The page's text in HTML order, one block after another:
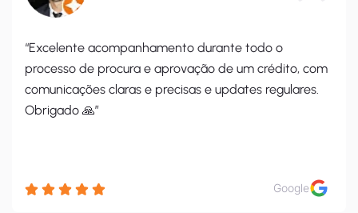
“Excelente acompanhamento durante todo o
processo de procura e aprovação de um crédito, com
comunicações claras e precisas e updates regulares.
Obrigado 🙏”
Google